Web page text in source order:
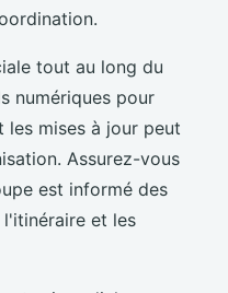
tout au long du
numériques pour
mises à jour peut
Assurez-vous
est informé des
et les